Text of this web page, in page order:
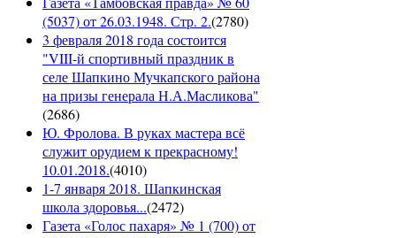
(5037) от 26.03.1948. Стр. 2.(2780)
3 февраля 2018 года состоится
"VIII-й спортивный праздник в
селе Шапкино Мучкапского района
на призы генерала Н.А.Масликова"
(2686)
Ю. Фролова. В руках мастера всё
служит орудием к прекрасному!
10.01.2018.(4010)
1-7 января 2018. Шапкинская
школа здоровья...(2472)
Газета «Голос пахаря» № 1 (700) от